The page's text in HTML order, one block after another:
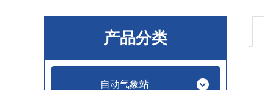
产品分类
自动气象站